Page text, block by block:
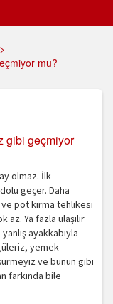
>
mu?
gibi geçmiyor
olmaz. İlk
geçer. Daha
pot kırma tehlikesi
az. Ya fazla ulaşılır
ayakkabıyla
yemek
ve bunun gibi
farkında bile